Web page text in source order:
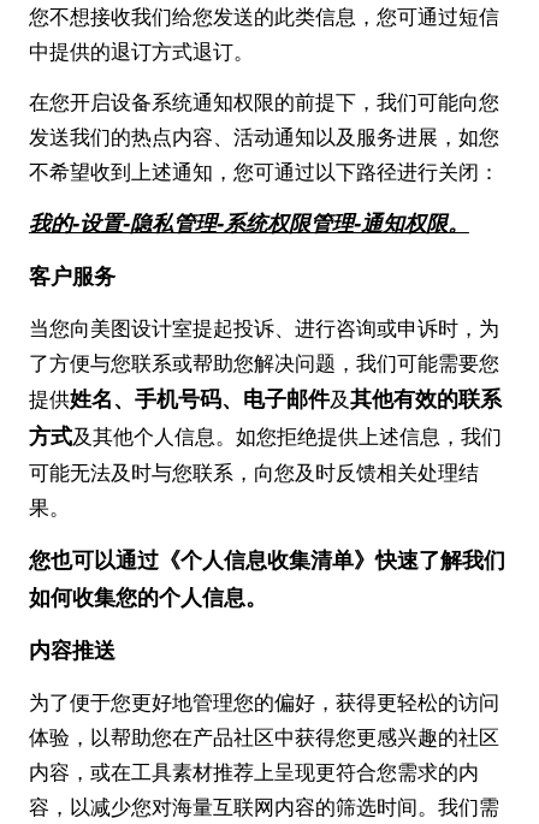
您不想接收我们给您发送的此类信息，您可通过短信
中提供的退订方式退订。
在您开启设备系统通知权限的前提下，我们可能向您
发送我们的热点内容、活动通知以及服务进展，如您
不希望收到上述通知，您可通过以下路径进行关闭：
我的-设置-隐私管理-系统权限管理-通知权限。
客户服务
当您向美图设计室提起投诉、进行咨询或申诉时，为
了方便与您联系或帮助您解决问题，我们可能需要您
提供姓名、手机号码、电子邮件及其他有效的联系
方式及其他个人信息。如您拒绝提供上述信息，我们
可能无法及时与您联系，向您及时反馈相关处理结
果。
您也可以通过《个人信息收集清单》快速了解我们
如何收集您的个人信息。
内容推送
为了便于您更好地管理您的偏好，获得更轻松的访问
体验，以帮助您在产品社区中获得您更感兴趣的社区
内容，或在工具素材推荐上呈现更符合您需求的内
容，以减少您对海量互联网内容的筛选时间。我们需